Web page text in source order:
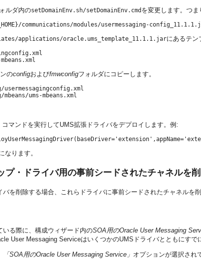
ルダ内のsetDomainEnv.sh/setDomainEnv.cmd を変更します。つま
templates/applications/oracle.ums_template_11.1.1.jarにあるテン
のconfigおよびfmwconfigフォルダにコピーします。
usermessagingconfig.xml
マンドを実行してUMS拡張ドライバをデプロイします。例:
なります。
プ・ドライバ用の事前シードされたチャネルを
を削除する場合、これらドライバに事前シードされたチャネル
る際に、構成ウィザード内のSOA用のOracle User Messaging
User Messaging ServiceはいくつかのUMSドライバとともにすで
「SOA用のOracle User Messaging Service」 オプションが選択され